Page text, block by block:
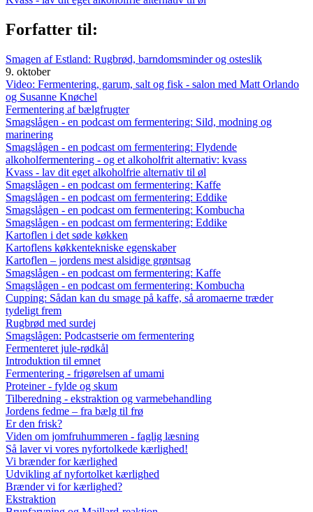
Forfatter til:
Smagen af Estland: Rugbrød, barndomsminder og osteslik
9. oktober
Video: Fermentering, garum, salt og fisk - salon med Matt Orlando
og Susanne Knøchel
Fermentering af bælgfrugter
Smagslågen - en podcast om fermentering: Sild, modning og
marinering
Smagslågen - en podcast om fermentering: Flydende
alkoholfermentering - og et alkoholfrit alternativ: kvass
Kvass - lav dit eget alkoholfrie alternativ til øl
Smagslågen - en podcast om fermentering: Kaffe
Smagslågen - en podcast om fermentering: Eddike
Smagslågen - en podcast om fermentering: Kombucha
Smagslågen - en podcast om fermentering: Eddike
Kartoflen i det søde køkken
Kartoflens køkkentekniske egenskaber
Kartoflen – jordens mest alsidige grøntsag
Smagslågen - en podcast om fermentering: Kaffe
Smagslågen - en podcast om fermentering: Kombucha
Cupping: Sådan kan du smage på kaffe, så aromaerne træder
tydeligt frem
Rugbrød med surdej
Smagslågen: Podcastserie om fermentering
Fermenteret jule-rødkål
Introduktion til emnet
Fermentering - frigørelsen af umami
Proteiner - fylde og skum
Tilberedning - ekstraktion og varmebehandling
Jordens fedme – fra bælg til frø
Er den frisk?
Viden om jomfruhummeren - faglig læsning
Så laver vi vores nyfortolkede kærlighed!
Vi brænder for kærlighed
Udvikling af nyfortolket kærlighed
Brænder vi for kærlighed?
Ekstraktion